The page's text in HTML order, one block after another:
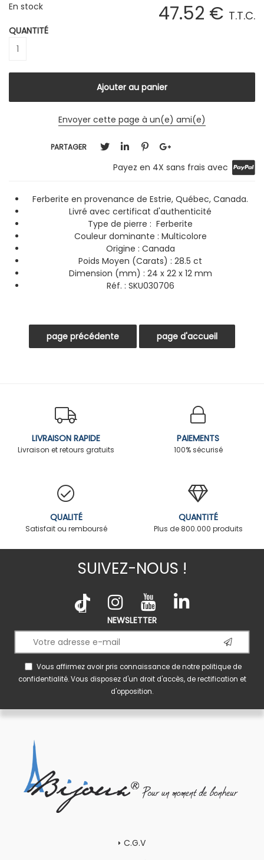
47.52 € T.T.C.
En stock
QUANTITÉ
Envoyer cette page à un(e) ami(e)
PARTAGER
Payez en 4X sans frais avec
Ferberite en provenance de Estrie, Québec, Canada.
Livré avec certificat d'authenticité
Type de pierre : Ferberite
Couleur dominante : Multicolore
Origine : Canada
Poids Moyen (Carats) : 28.5 ct
Dimension (mm) : 24 x 22 x 12 mm
Réf. : SKU030706
LIVRAISON RAPIDE
Livraison et retours gratuits
PAIEMENTS
100% sécurisé
QUALITÉ
Satisfait ou remboursé
QUANTITÉ
Plus de 800.000 produits
SUIVEZ-NOUS !
NEWSLETTER
Vous affirmez avoir pris connaissance de notrepolitique de
confidentialité. Vous disposez d'un droit d'accès, de rectification et
d'opposition.
C.G.V